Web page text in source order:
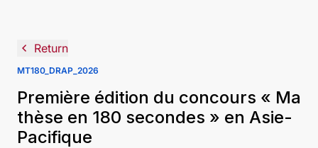
navigate_before Return
MT180_DRAP_2026
Première édition du concours « Ma
thèse en 180 secondes » en Asie-
Pacifique